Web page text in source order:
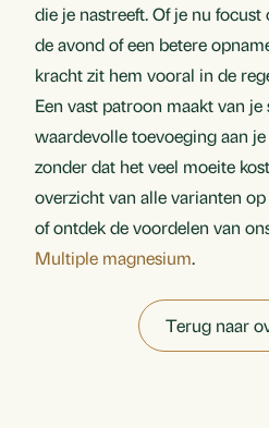
die je nastreeft. Of je nu
de avond of een betere
kracht zit hem vooral in de
Een vast patroon maakt van
waardevolle toevoeging aan
zonder dat het veel moeite
overzicht van alle varianten op
of ontdek de voordelen van
Multiple magnesium.
Terug naar